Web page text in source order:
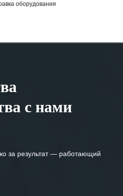
оборудования
с нами
за результат — работающий